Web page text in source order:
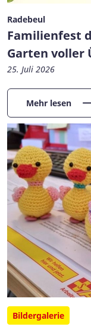
Radebeul
Familienfest
Garten voller
25. Juli 2026
Mehr lesen
Bildergalerie